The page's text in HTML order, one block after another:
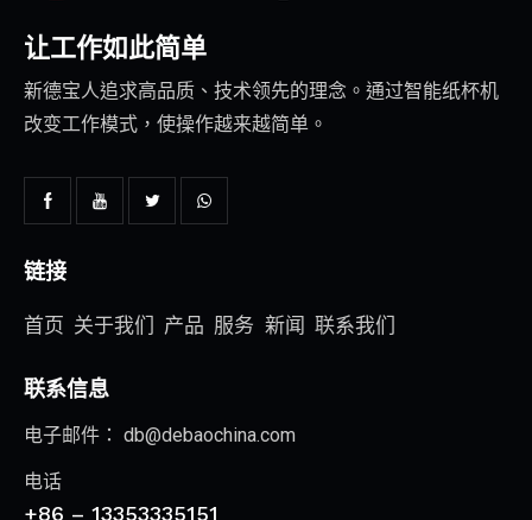
让工作如此简单
新德宝人追求高品质、技术领先的理念。通过智能纸杯机
改变工作模式，使操作越来越简单。
链接
首页 关于我们 产品 服务 新闻 联系我们
联系信息
电子邮件： db@debaochina.com
电话
+86 – 13353335151